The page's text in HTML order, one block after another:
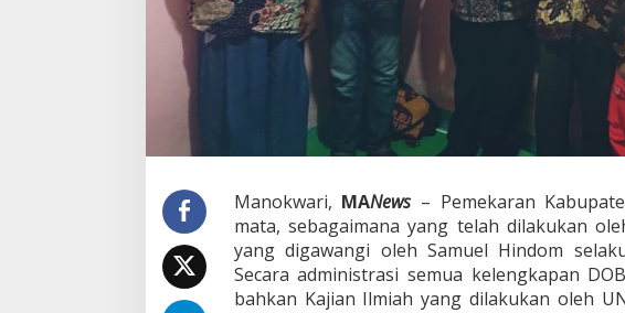
n
o
d
a
h
S
a
n
Manokwari, MANews– Pemekaran
mata, sebagaimana yang telah dilakukan
yang digawangi oleh Samuel Hindom
Secara administrasi semua kelengkapan
bahkan Kajian Ilmiah yang dilakukan oleh